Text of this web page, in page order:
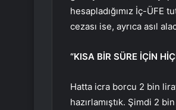
hesapladığımız İç-ÜFE
cezası ise, ayrıca asıl
“KISA BİR SÜRE İÇİN
Hatta icra borcu 2 bin
hazırlamıştık. Şimdi 2